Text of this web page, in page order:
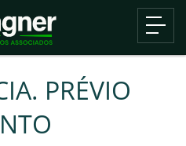
PRÉVIO